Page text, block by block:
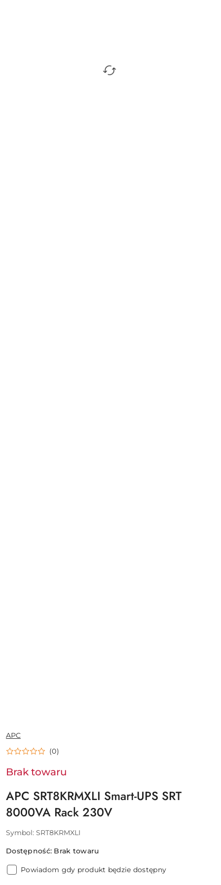
NAZWA
PRODUCENTA:
APC
(0)
Brak towaru
APC SRT8KRMXLI Smart-UPS SRT
8000VA Rack 230V
Symbol: SRT8KRMXLI
Dostępność: Brak towaru
Powiadom gdy produkt będzie dostępny